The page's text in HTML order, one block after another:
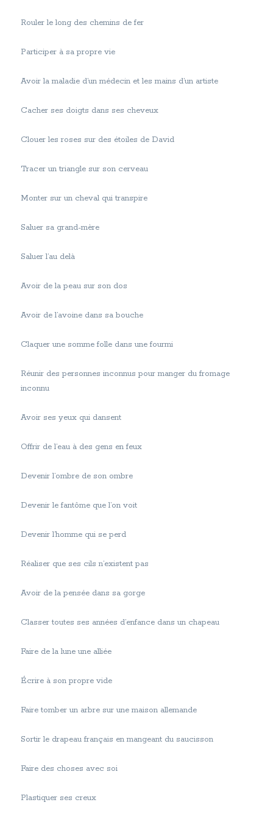
Rouler le long des chemins de fer
Participer à sa propre vie
Avoir la maladie d’un médecin et les mains d’un artiste
Cacher ses doigts dans ses cheveux
Clouer les roses sur des étoiles de David
Tracer un triangle sur son cerveau
Monter sur un cheval qui transpire
Saluer sa grand-mère
Saluer l’au delà
Avoir de la peau sur son dos
Avoir de l’avoine dans sa bouche
Claquer une somme folle dans une fourmi
Réunir des personnes inconnus pour manger du fromage
inconnu
Avoir ses yeux qui dansent
Offrir de l’eau à des gens en feux
Devenir l’ombre de son ombre
Devenir le fantôme que l’on voit
Devenir l’homme qui se perd
Réaliser que ses cils n’existent pas
Avoir de la pensée dans sa gorge
Classer toutes ses années d’enfance dans un chapeau
Faire de la lune une alliée
Écrire à son propre vide
Faire tomber un arbre sur une maison allemande
Sortir le drapeau français en mangeant du saucisson
Faire des choses avec soi
Plastiquer ses creux